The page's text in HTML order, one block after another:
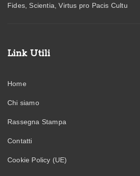
Fides, Scientia, Virtus pro Pacis Cultu
Link Utili
Home
Chi siamo
Rassegna Stampa
Contatti
Cookie Policy (UE)